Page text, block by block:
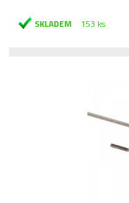
SKLADEM 153 ks